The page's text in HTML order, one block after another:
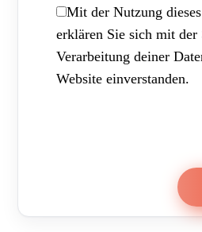
Mit der Nutzung
erklären Sie sich mit der
Verarbeitung deiner
Website einverstanden.